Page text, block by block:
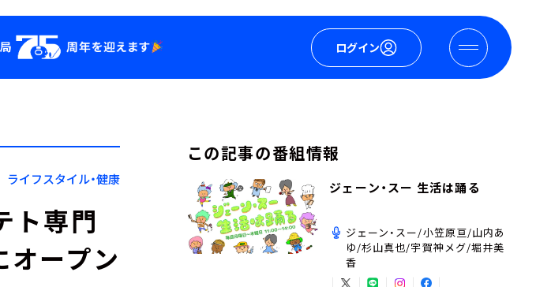
ログイン
会社情報
ライフスタイル・健康
ト専門
オープン
この記事の番組情報
ジェーン・スー 生活は踊る
ジェーン・スー/小笠原亘/山内あ
ゆ/杉山真也/宇賀神メグ/堀井美
香